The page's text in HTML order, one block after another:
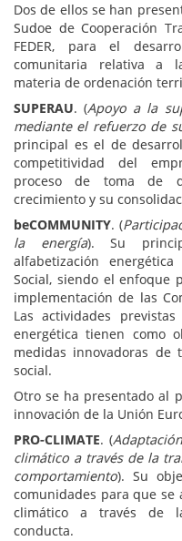
Dos de ellos se han
Sudoe de Cooperación
FEDER, para el
comunitaria relativa a
materia de ordenación
SUPERAU. (Apoyo a la
mediante el refuerzo de
principal es el de
competitividad del
proceso de toma de
crecimiento y su
beCOMMUNITY. (
la energía). Su
alfabetización
Social, siendo el enfoque
implementación de las
Las actividades
energética tienen como
medidas innovadoras de
social.
Otro se ha presentado al
innovación de la Unión
PRO-CLIMATE. (
climático a través de la
comportamiento). Su
comunidades para que se
climático a través de
conducta.